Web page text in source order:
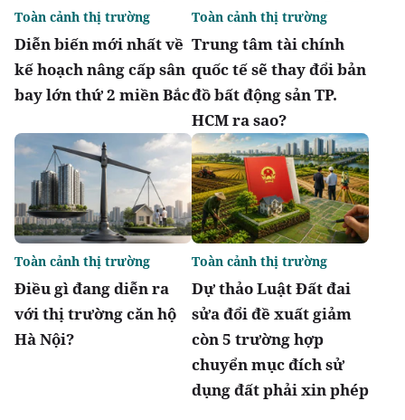
Diễn biến mới nhất về
kế hoạch nâng cấp sân
bay lớn thứ 2 miền Bắc
Toàn cảnh thị trường
Trung tâm tài chính
quốc tế sẽ thay đổi bản
đồ bất động sản TP.
HCM ra sao?
Toàn cảnh thị trường
Điều gì đang diễn ra
với thị trường căn hộ
Hà Nội?
Toàn cảnh thị trường
Dự thảo Luật Đất đai
sửa đổi đề xuất giảm
còn 5 trường hợp
chuyển mục đích sử
dụng đất phải xin phép
Toàn cảnh thị trường